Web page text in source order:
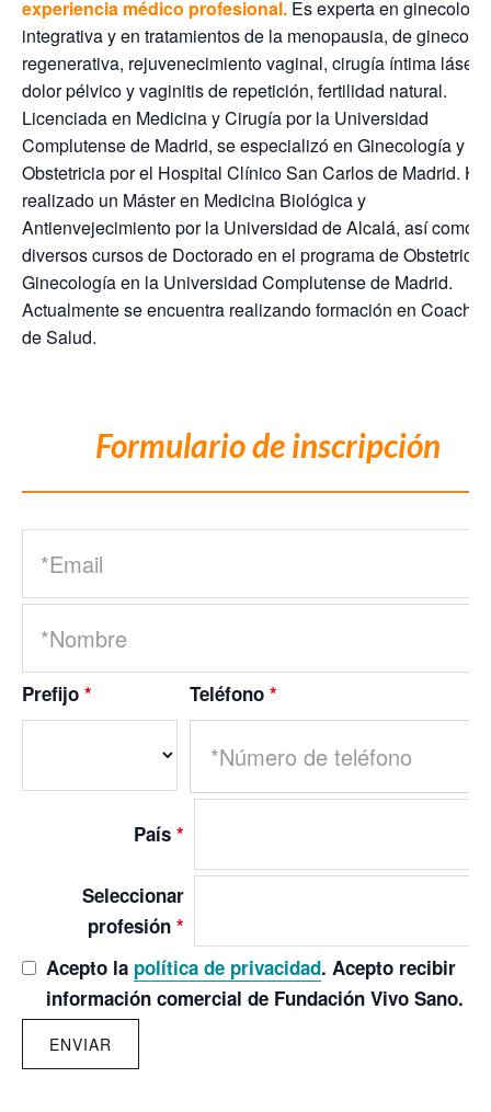
experiencia médico profesional. Es experta en
integrativa y en tratamientos de la menopausia, de
regenerativa, rejuvenecimiento vaginal, cirugía íntima láser,
dolor pélvico y vaginitis de repetición, fertilidad natural.
Licenciada en Medicina y Cirugía por la Universidad
Complutense de Madrid, se especializó en Ginecología y
Obstetricia por el Hospital Clínico San Carlos de Madrid. Ha
realizado un Máster en Medicina Biológica y
Antienvejecimiento por la Universidad de Alcalá, así como
diversos cursos de Doctorado en el programa de Obstetricia
Ginecología en la Universidad Complutense de Madrid.
Actualmente se encuentra realizando formación en
de Salud.
Formulario de inscripción
Prefijo * Teléfono*
País *
Seleccionar
profesión *
Acepto la política de privacidad. Acepto recibir
información comercial de Fundación Vivo Sano.